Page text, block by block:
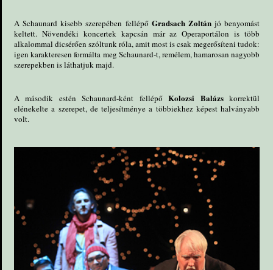
A Schaunard kisebb szerepében fellépő Gradsach Zoltánjó benyomást
keltett. Növendéki koncertek kapcsán már az Operaportálon is több
alkalommal dicsérően szóltunk róla, amit most is csak megerősíteni tudok:
igen karakteresen formálta meg Schaunard-t, remélem, hamarosan nagyobb
szerepekben is láthatjuk majd.
A második estén Schaunard-ként fellépőKolozsi Balázskorrektül
elénekelte a szerepet, de teljesítménye a többiekhez képest halványabb
volt.